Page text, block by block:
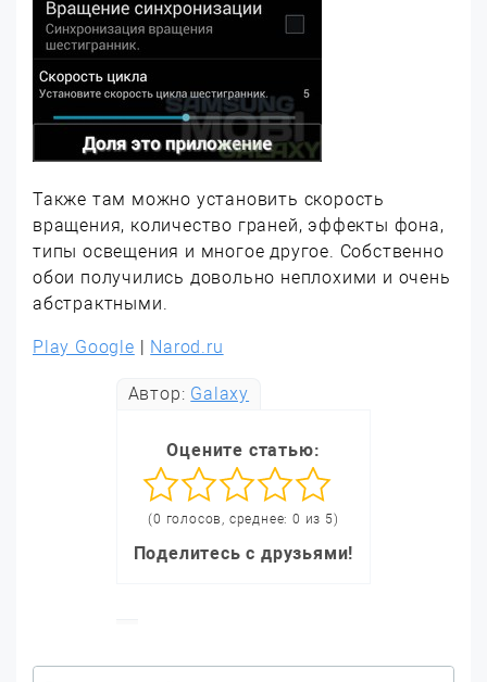
Также там можно установить скорость
вращения, количество граней, эффекты фона,
типы освещения и многое другое. Собственно
обои получились довольно неплохими и очень
абстрактными.
Play Google | Narod.ru
Автор: Galaxy
Оцените статью:
(0 голосов, среднее: 0 из 5)
Поделитесь с друзьями!